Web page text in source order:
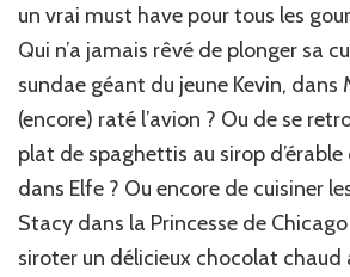
un vrai must have pour tous les
Qui n’a jamais rêvé de plonger sa
sundae géant du jeune Kevin, dans
(encore) raté l’avion ? Ou de se
plat de spaghettis au sirop
dans Elfe ? Ou encore de cuisiner
Stacy dans la Princesse de
siroter un délicieux chocolat chaud